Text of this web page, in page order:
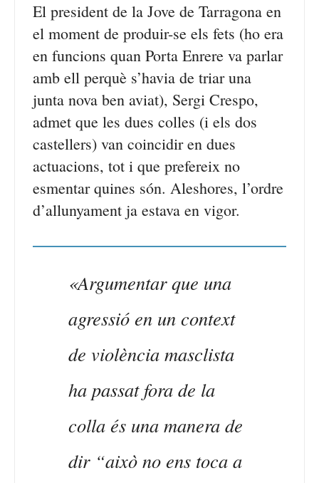
El president de la Jove de Tarragona en
el moment de produir-se els fets (ho era
en funcions quan Porta Enrere va parlar
amb ell perquè s’havia de triar una
junta nova ben aviat), Sergi Crespo,
admet que les dues colles (i els dos
castellers) van coincidir en dues
actuacions, tot i que prefereix no
esmentar quines són. Aleshores, l’ordre
d’allunyament ja estava en vigor.
«Argumentar que una
agressió en un context
de violència masclista
ha passat fora de la
colla és una manera de
dir “això no ens toca a